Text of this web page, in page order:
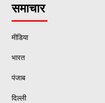
समाचार
मीडिया
भारत
पंजाब
दिल्ली